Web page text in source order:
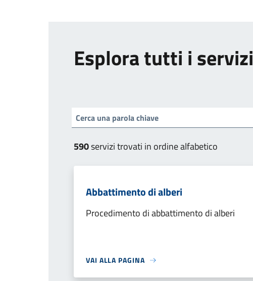
Esplora tutti i servizi
590servizi trovati in ordine alfabetico
Abbattimento di alberi
Procedimento di abbattimento di alberi
VAI ALLA PAGINA